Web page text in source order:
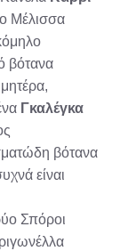
Μέλισσα
βότανα
Γκαλέγκα
βότανα
είναι
Σπόροι